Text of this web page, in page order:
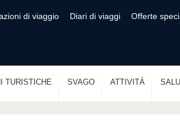
di viaggio Diari di viaggi Offerte
TURISTICHE SVAGO ATTIVITÀ